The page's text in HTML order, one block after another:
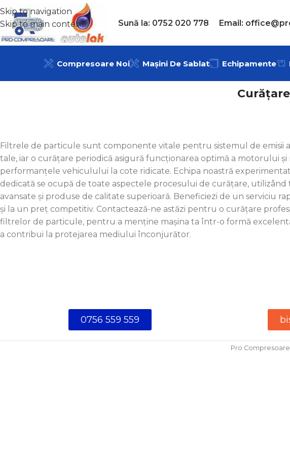
Skip to navigation
Skip to main content
Sună la: 0752 020 778 Email:
Compresoare Noi Mașini De Sablat Echipamente
Filtrele de particule sunt componente vitale pentru sistemul de emisii
tale, iar o curățare periodică asigură funcționarea optimă a motorului și
performanțele vehiculului la cote ridicate. Echipa noastră
dedicată se ocupă de toate aspectele procesului de curățare, utilizând
avansate și produse de calitate superioară. Beneficiezi de un serviciu
și la un preț competitiv. Contactează-ne astăzi pentru o curățare
filtrelor de particule, pentru a menține mașina ta într-o formă
a contribui la protejarea mediului înconjurător.
0756 559 559
Pro